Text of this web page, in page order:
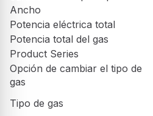
Profundidad con embalaje
Ancho con embalaje
Altura con embalaje
Peso
Rendimiento y Consumo
Enchufe
Voltaje